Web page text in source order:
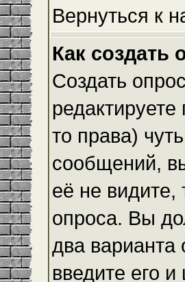
Вернуться к
Как создать
Создать
то права)
сообщений,
её не видите,
опроса. Вы
два варианта
введите его